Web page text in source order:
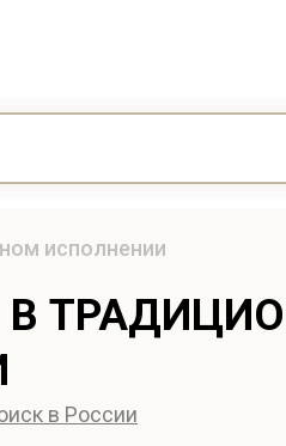
исполнении
В
в России